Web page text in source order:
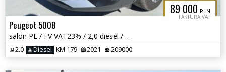
89 000 PLN
FAKTURA VAT
Peugeot 5008
salon PL / FV VAT23% / 2,0 diesel / automat / Allure /
2.0 Diesel KM 179 2021 209000